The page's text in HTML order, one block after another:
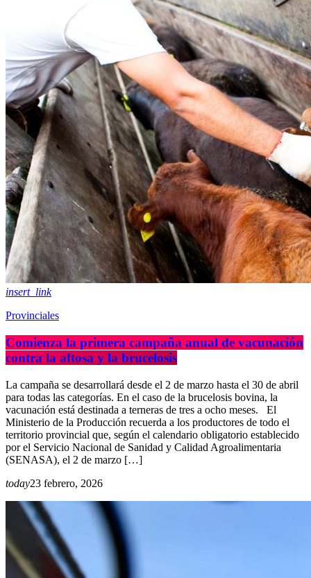
insert_link
Provinciales
Comienza la primera campaña anual de vacunación
contra la aftosa y la brucelosis
La campaña se desarrollará desde el 2 de marzo hasta el 30 de abril
para todas las categorías. En el caso de la brucelosis bovina, la
vacunación está destinada a terneras de tres a ocho meses. El
Ministerio de la Producción recuerda a los productores de todo el
territorio provincial que, según el calendario obligatorio establecido
por el Servicio Nacional de Sanidad y Calidad Agroalimentaria
(SENASA), el 2 de marzo […]
today23 febrero, 2026